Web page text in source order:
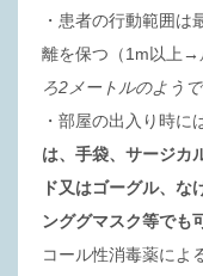
・患者の行動範囲は
離を保つ（1m以上 →
ろ2メートルのようで
・部屋の出入り時に
は、手袋、サージカ
ド又はゴーグル、な
ンググマスク等でも
コール性消毒薬によ